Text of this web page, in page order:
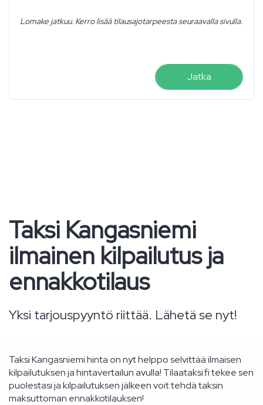
Lomake jatkuu. Kerro lisää tilausajotarpeesta seuraavalla sivulla.
Jatka
Taksi Kangasniemi
ilmainen kilpailutus ja
ennakkotilaus
Yksi tarjouspyyntö riittää. Lähetä se nyt!
Taksi Kangasniemi hinta on nyt helppo selvittää ilmaisen
kilpailutuksen ja hintavertailun avulla! Tilaataksi.fi tekee sen
puolestasi ja kilpailutuksen jälkeen voit tehdä taksin
maksuttoman ennakkotilauksen!